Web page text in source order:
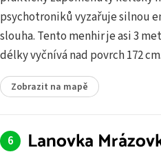
psychotroniků vyzařuje silnou
slouha. Tento menhir je asi 3
délky vyčnívá nad povrch 172 cm.
Zobrazit na mapě
Lanovka